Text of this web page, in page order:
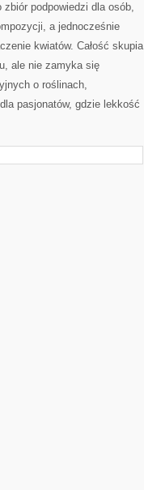
podpowiedzi dla osób,
a jednocześnie
kwiatów. Całość skupia
ale nie zamyka się
o roślinach,
pasjonatów, gdzie lekkość